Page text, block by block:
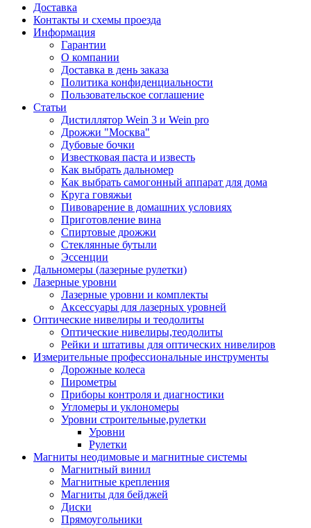
Доставка
Контакты и схемы проезда
Информация
Гарантии
О компании
Доставка в день заказа
Политика конфиденциальности
Пользовательское соглашение
Статьи
Дистиллятор Wein 3 и Wein pro
Дрожжи "Москва"
Дубовые бочки
Известковая паста и известь
Как выбрать дальномер
Как выбрать самогонный аппарат для дома
Круга говяжьи
Пивоварение в домашних условиях
Приготовление вина
Спиртовые дрожжи
Стеклянные бутыли
Эссенции
Дальномеры (лазерные рулетки)
Лазерные уровни
Лазерные уровни и комплекты
Аксессуары для лазерных уровней
Оптические нивелиры и теодолиты
Оптические нивелиры,теодолиты
Рейки и штативы для оптических нивелиров
Измерительные профессиональные инструменты
Дорожные колеса
Пирометры
Приборы контроля и диагностики
Угломеры и уклономеры
Уровни строительные,рулетки
Уровни
Рулетки
Магниты неодимовые и магнитные системы
Магнитный винил
Магнитные крепления
Магниты для бейджей
Диски
Прямоугольники